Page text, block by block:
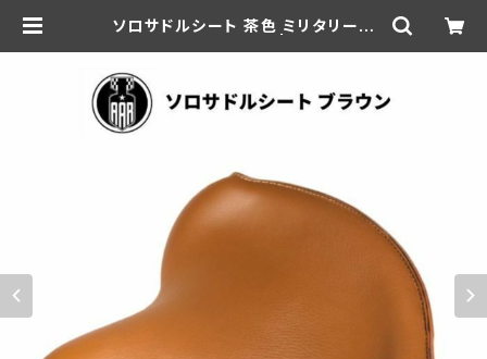
ソロサドルシート 茶色 ミリタリー用